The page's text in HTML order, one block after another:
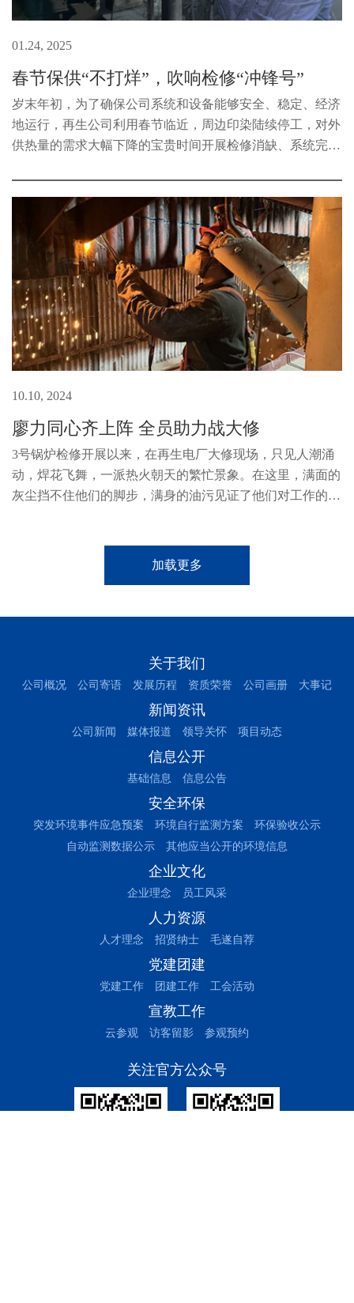
01.24, 2025
春节保供“不打烊”，吹响检修“冲锋号”
岁末年初，为了确保公司系统和设备能够安全、稳定、经济
地运行，再生公司利用春节临近，周边印染陆续停工，对外
供热量的需求大幅下降的宝贵时间开展检修消缺、系统完善
10.10, 2024
廖力同心齐上阵 全员助力战大修
3号锅炉检修开展以来，在再生电厂大修现场，只见人潮涌
动，焊花飞舞，一派热火朝天的繁忙景象。在这里，满面的
灰尘挡不住他们的脚步，满身的油污见证了他们对工作的热
加载更多
关于我们
公司概况 公司寄语 发展历程 资质荣誉 公司画册 大事记
新闻资讯
公司新闻 媒体报道 领导关怀 项目动态
信息公开
基础信息 信息公告
安全环保
突发环境事件应急预案 环境自行监测方案
环保验收公示
自动监测数据公示
其他应当公开的环境信息
企业文化
企业理念 员工风采
人力资源
人才理念 招贤纳士 毛遂自荐
党建团建
党建工作 团建工作 工会活动
宣教工作
云参观 访客留影 参观预约
关注官方公众号